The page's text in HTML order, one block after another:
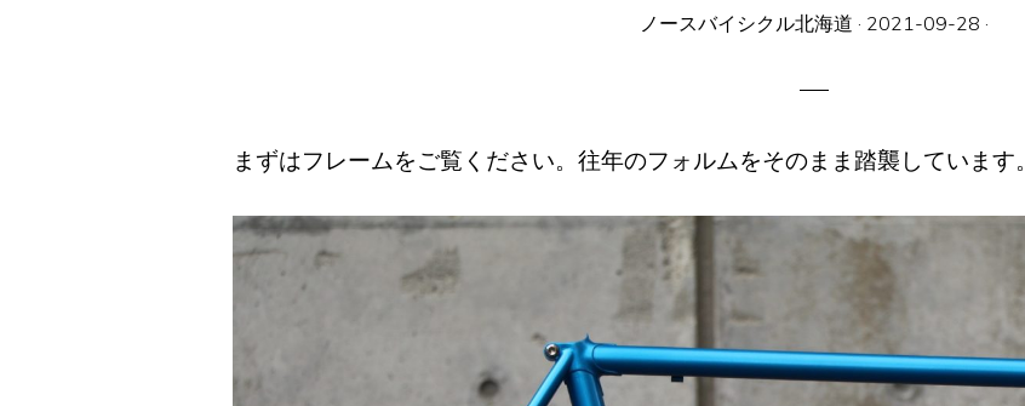
ノースバイシクル北海道 · 2021-09-28 ·
まずはフレームをご覧ください。往年のフォルムをそのまま踏襲しています。